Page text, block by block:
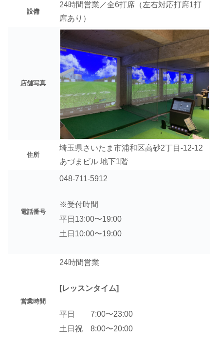
設備
24時間営業／全6打席（左右対応打席1打
席あり）
店舗写真
住所
埼玉県さいたま市浦和区高砂2丁目-12-12
あづまビル 地下1階
電話番号
048-711-5912
※受付時間
平日13:00〜19:00
土日10:00〜19:00
営業時間
24時間営業
[レッスンタイム]
平日 7:00〜23:00
土日祝 8:00〜20:00